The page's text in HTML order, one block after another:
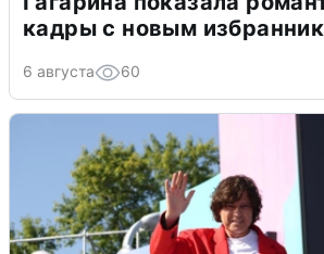
кадры с новым
6 августа 60